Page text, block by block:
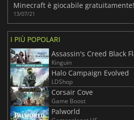
Minecraft è giocabile gratuitamente!
13/07/21
I PIÙ POPOLARI
Assassin's Creed Black
Kinguin
Halo Campaign Evolved
LDShop
Corsair Cove
Game Boost
Palworld